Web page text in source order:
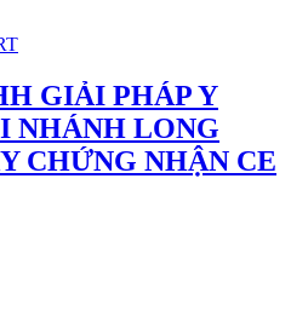
GIẢI PHÁP Y
NHÁNH LONG
CHỨNG NHẬN CE